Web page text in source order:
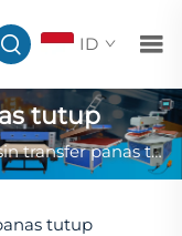
ID
tutup
transfer panas tutup
tutup